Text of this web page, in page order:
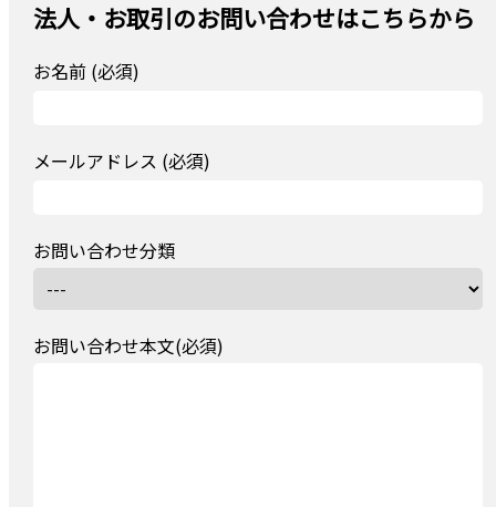
法人・お取引のお問い合わせはこちらから
お名前 (必須)
メールアドレス (必須)
お問い合わせ分類
お問い合わせ本文(必須)